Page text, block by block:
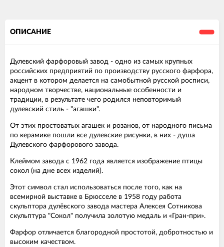
ОПИСАНИЕ
Дулевский фарфоровый завод - одно из самых крупных
российских предприятий по производству русского фарфора,
акцент в котором делается на самобытной русской росписи,
народном творчестве, национальные особенности и
традиции, в результате чего родился неповторимый
дулевский стиль - "агашки".
От этих простоватых агашек и розанов, от народного письма
по керамике пошли все дулевские рисунки, в них - душа
Дулевского фарфорового завода.
Клеймом завода с 1962 года является изображение птицы
сокол (на дне всех изделий).
Этот символ стал использоваться после того, как на
всемирной выставке в Брюсселе в 1958 году работа
скульптора дулёвского завода мастера Алексея Сотникова
скульптура "Сокол" получила золотую медаль и «Гран-при».
Фарфор отличается благородной простотой, добротностью и
высоким качеством.